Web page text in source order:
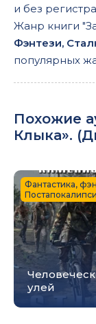
и без
Жанр книги
Фэнтези,
популярных
Похожие
Клыка». (
улей
Фантастика,